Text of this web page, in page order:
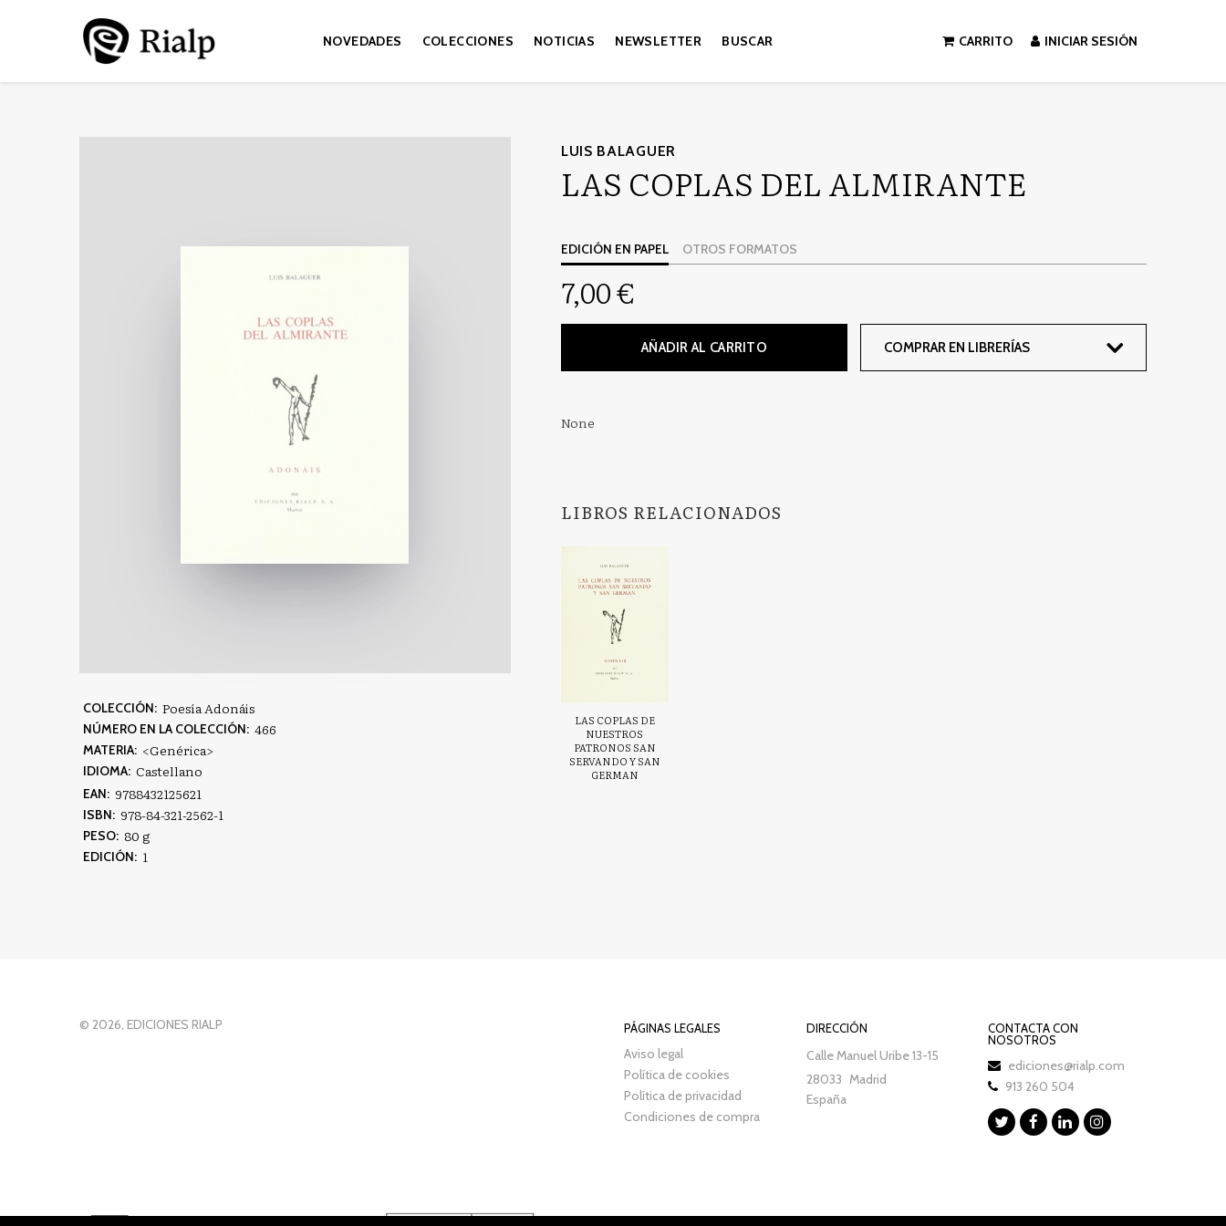
NOVEDADES COLECCIONES NOTICIAS NEWSLETTER BUSCAR CARRITO INICIAR SESIÓN
COLECCIÓN: Poesía Adonáis
NÚMERO EN LA COLECCIÓN: 466
MATERIA: <Genérica>
IDIOMA: Castellano
EAN: 9788432125621
ISBN: 978-84-321-2562-1
PESO: 80 g
EDICIÓN: 1
LUIS BALAGUER
LAS COPLAS DEL ALMIRANTE
EDICIÓN EN PAPEL OTROS FORMATOS
7,00 €
AÑADIR AL CARRITO COMPRAR EN LIBRERÍAS
None
LIBROS RELACIONADOS
LAS COPLAS DE
NUESTROS
PATRONOS SAN
SERVANDO Y SAN
GERMAN
© 2026, EDICIONES RIALP PÁGINAS LEGALES
Aviso legal
Política de cookies
Política de privacidad
Condiciones de compra
DIRECCIÓN
Calle Manuel Uribe 13-15
28033 Madrid
España
CONTACTA CON
NOSOTROS
ediciones@rialp.com
913 260 504